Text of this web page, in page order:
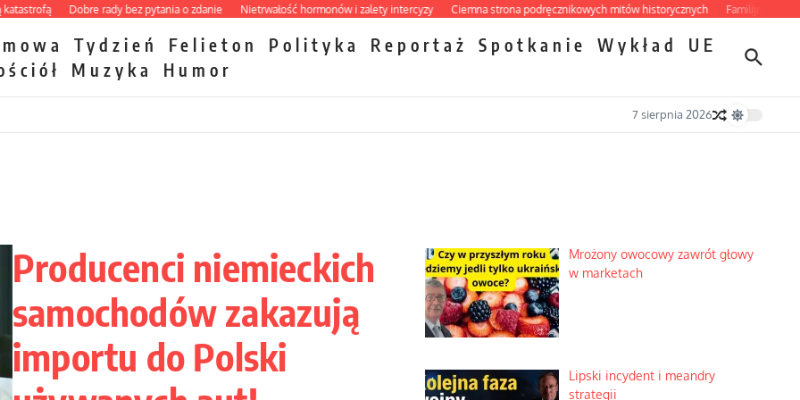
Dobre rady bez pytania o zdanie Nietrwałość hormonów i zalety intercyzy Ciemna strona podręcznikowych mitów historycznych Familijny spór o
Tydzień Felieton Polityka Reportaż Spotkanie Wykład
UE
Muzyka Humor
7 sierpnia 2026
Producenci niemieckich
samochodów zakazują
importu do Polski
Mrożony owocowy zawrót głowy
w marketach
Lipski incydent i meandry
strategii